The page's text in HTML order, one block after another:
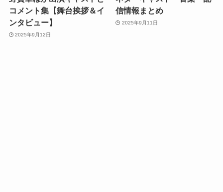
コメント集【舞台挨拶＆イ
ンタビュー】
2025年9月12日
信情報まとめ
2025年9月11日